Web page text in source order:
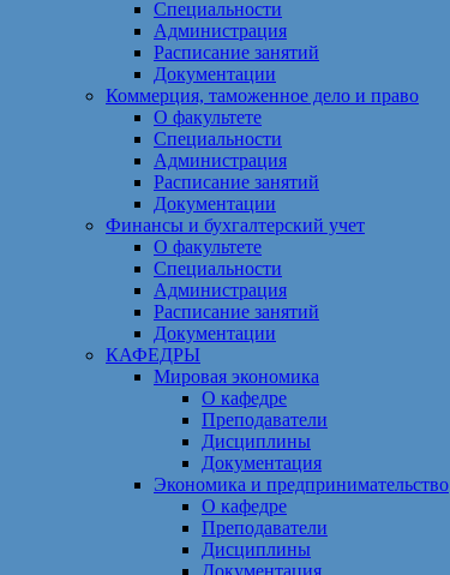
Специальности
Администрация
Расписание занятий
Документации
Коммерция, таможенное дело и право
О факультете
Специальности
Администрация
Расписание занятий
Документации
Финансы и бухгалтерский учет
О факультете
Специальности
Администрация
Расписание занятий
Документации
КАФЕДРЫ
Мировая экономика
О кафедре
Преподаватели
Дисциплины
Документация
Экономика и предпринимательство
О кафедре
Преподаватели
Дисциплины
Документация